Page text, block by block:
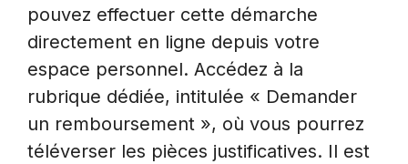
pouvez effectuer cette démarche
directement en ligne depuis votre
espace personnel. Accédez à la
rubrique dédiée, intitulée « Demander
un remboursement », où vous pourrez
téléverser les pièces justificatives. Il est